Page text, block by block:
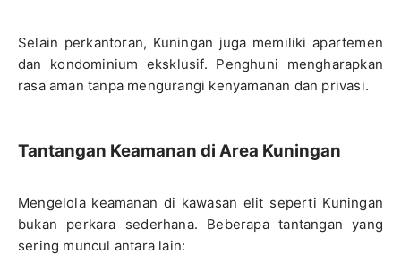
Selain perkantoran, Kuningan juga memiliki apartemen
dan kondominium eksklusif. Penghuni mengharapkan
rasa aman tanpa mengurangi kenyamanan dan privasi.
Tantangan Keamanan di Area Kuningan
Mengelola keamanan di kawasan elit seperti Kuningan
bukan perkara sederhana. Beberapa tantangan yang
sering muncul antara lain: